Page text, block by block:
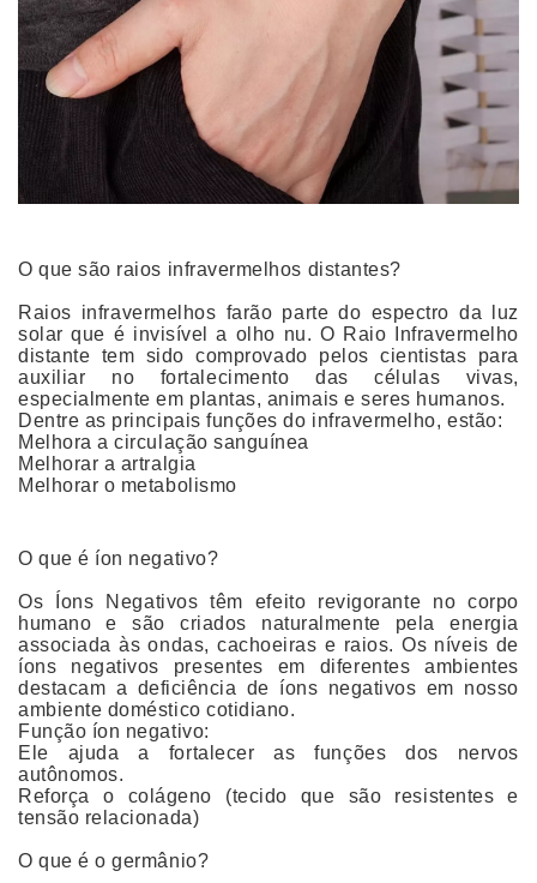
O que são raios infravermelhos distantes?
Raios infravermelhos farão parte do espectro da luz
solar que é invisível a olho nu. O Raio Infravermelho
distante tem sido comprovado pelos cientistas para
auxiliar no fortalecimento das células vivas,
especialmente em plantas, animais e seres humanos.
Dentre as principais funções do infravermelho, estão:
Melhora a circulação sanguínea
Melhorar a artralgia
Melhorar o metabolismo
O que é íon negativo?
Os Íons Negativos têm efeito revigorante no corpo
humano e são criados naturalmente pela energia
associada às ondas, cachoeiras e raios. Os níveis de
íons negativos presentes em diferentes ambientes
destacam a deficiência de íons negativos em nosso
ambiente doméstico cotidiano.
Função íon negativo:
Ele ajuda a fortalecer as funções dos nervos
autônomos.
Reforça o colágeno (tecido que são resistentes e
tensão relacionada)
O que é o germânio?